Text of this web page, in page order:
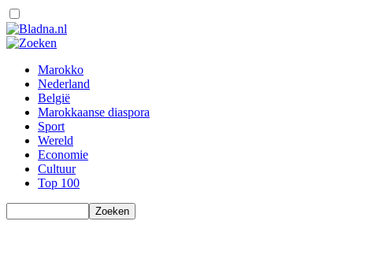
Marokko
Nederland
België
Marokkaanse diaspora
Sport
Wereld
Economie
Cultuur
Top 100